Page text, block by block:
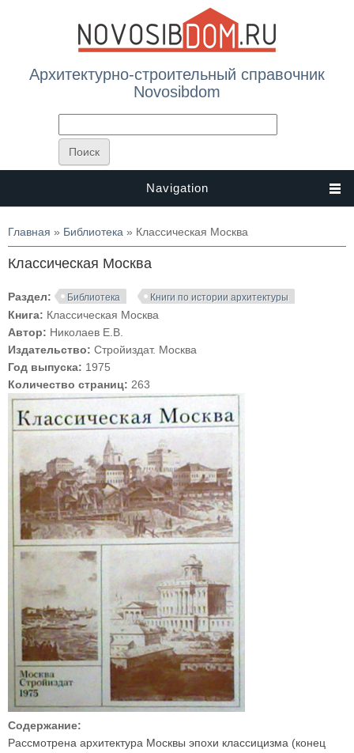
Архитектурно-строительный справочник
Novosibdom
Navigation
Вы здесь
Главная » Библиотека » Классическая Москва
Классическая Москва
Раздел: Библиотека Книги по истории архитектуры
Книга: Классическая Москва
Автор: Николаев Е.В.
Издательство: Стройиздат. Москва
Год выпуска: 1975
Количество страниц: 263
Содержание:
Рассмотрена архитектура Москвы эпохи классицизма (конец